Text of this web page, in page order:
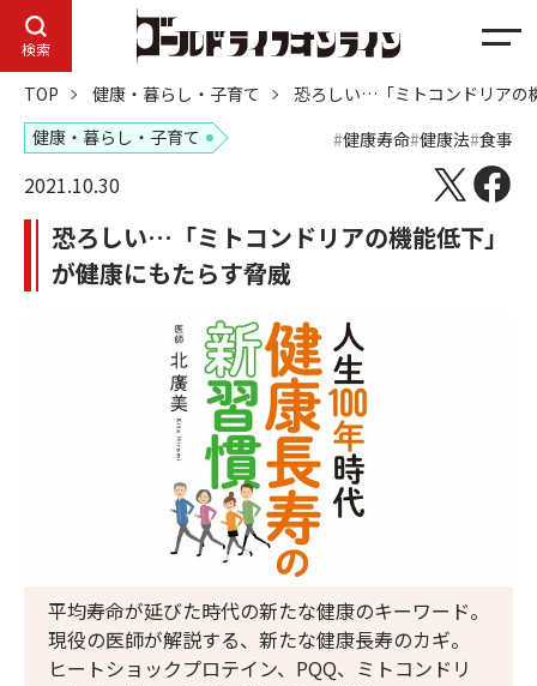
検索
メ
ュ
ー
TOP 健康・暮らし・子育て
恐ろしい…「ミトコンドリアの
健康・暮らし・子育て
健康寿命 健康法 食事
2021.10.30
恐ろしい…「ミトコンドリアの機能低下」
が健康にもたらす脅威
平均寿命が延びた時代の新たな健康のキーワード。
現役の医師が解説する、新たな健康長寿のカギ。
ヒートショックプロテイン、PQQ、ミトコンドリ